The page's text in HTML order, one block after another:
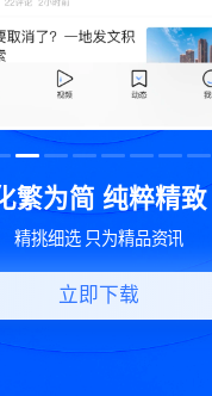
世界变化 热问一下
好问题好回答 多元视角看问题
立即下载